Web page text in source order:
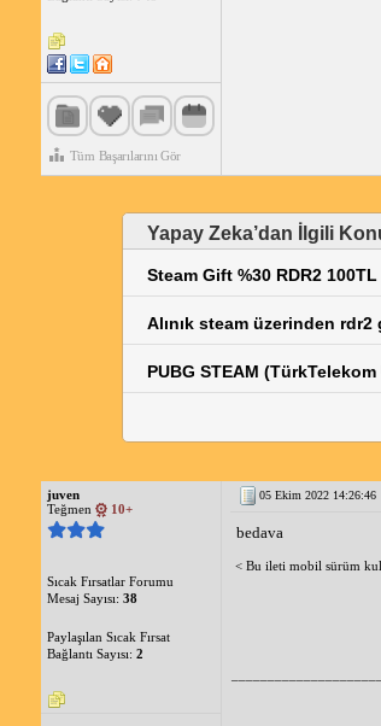
Tüm Başarılarını Gör
Yapay Zeka’dan İlgili
Steam Gift %30 RDR2 100TL
Alınık steam üzerinden rdr2
PUBG STEAM
juven
Teğmen
10+
Sıcak Fırsatlar Forumu
Mesaj Sayısı: 38
Paylaşılan Sıcak Fırsat
Bağlantı Sayısı: 2
05 Ekim 2022 14:26:46
bedava
< Bu ileti mobil sürüm